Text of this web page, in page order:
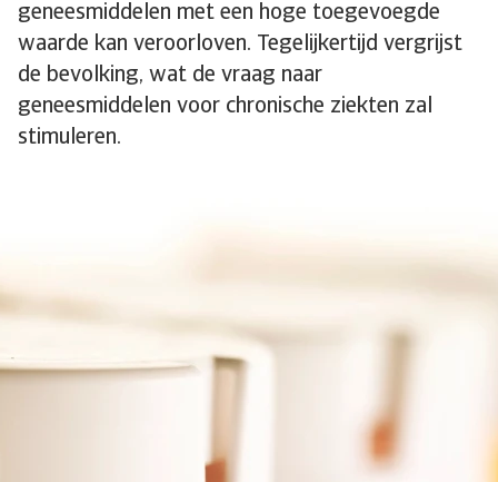
geneesmiddelen met een hoge toegevoegde
waarde kan veroorloven. Tegelijkertijd vergrijst
de bevolking, wat de vraag naar
geneesmiddelen voor chronische ziekten zal
stimuleren.